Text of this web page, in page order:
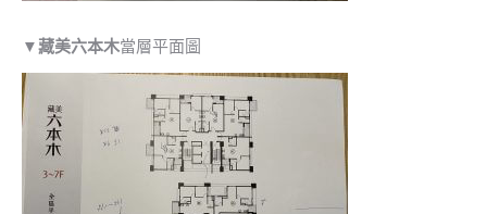
▼藏美六本木當層平面圖